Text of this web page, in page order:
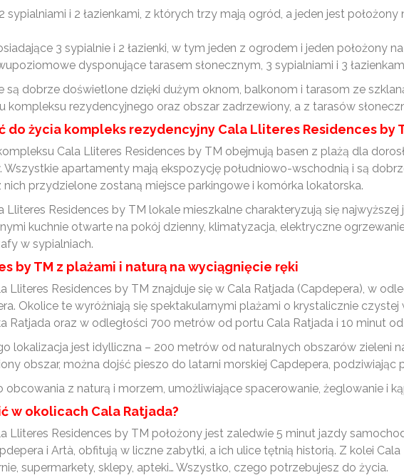
sypialniami i 2 łazienkami, z których trzy mają ogród, a jeden jest
3 sypialnie i 2 łazienki, w tym jeden z ogrodem i jeden położony
dysponujące tarasem słonecznym, 3 sypialniami i 3
są dobrze doświetlone dzięki dużym oknom, balkonom i tarasom ze
kompleksu rezydencyjnego oraz obszar zadrzewiony, a z tarasów
do życia kompleks rezydencyjny Cala Lliteres Residences by
Cala Lliteres Residences by TM obejmują basen z plażą dla
apartamenty mają ekspozycję południowo-wschodnią i są
przydzielone zostaną miejsce parkingowe i komórka lokatorska.
Lliteres Residences by TM lokale mieszkalne charakteryzują się
kuchnie otwarte na pokój dzienny, klimatyzacja, elektryczne
w sypialniach.
by TM z plażami i naturą na wyciągnięcie ręki
Lliteres Residences by TM znajduje się w Cala Ratjada (Capdepera), w
Okolice te wyróżniają się spektakularnymi plażami o krystalicznie
Ratjada oraz w odległości 700 metrów od portu Cala Ratjada i 10 minut od
lokalizacja jest idylliczna – 200 metrów od naturalnych obszarów zieleni
obszar, można dojść pieszo do latarni morskiej Capdepera, podziwiając
obcowania z naturą i morzem, umożliwiające spacerowanie, żeglowanie i
w okolicach Cala Ratjada?
Lliteres Residences by TM położony jest zaledwie 5 minut jazdy
i Artà, obfitują w liczne zabytki, a ich ulice tętnią historią. Z kolei
supermarkety, sklepy, apteki… Wszystko, czego potrzebujesz do życia.